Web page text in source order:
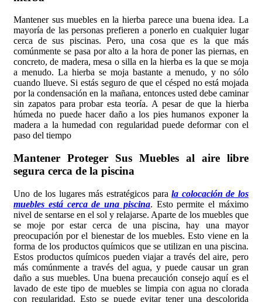
Mantener sus muebles en la hierba parece una buena idea. La
mayoría de las personas prefieren a ponerlo en cualquier lugar
cerca de sus piscinas. Pero, una cosa que es la que más
comúnmente se pasa por alto a la hora de poner las piernas, en
concreto, de madera, mesa o silla en la hierba es la que se moja
a menudo. La hierba se moja bastante a menudo, y no sólo
cuando llueve. Si estás seguro de que el césped no está mojada
por la condensación en la mañana, entonces usted debe caminar
sin zapatos para probar esta teoría. A pesar de que la hierba
húmeda no puede hacer daño a los pies humanos exponer la
madera a la humedad con regularidad puede deformar con el
paso del tiempo
Mantener Proteger Sus Muebles al aire libre
segura cerca de la piscina
Uno de los lugares más estratégicos parala colocación de los
muebles está cerca de una piscina. Esto permite el máximo
nivel de sentarse en el sol y relajarse. Aparte de los muebles que
se moje por estar cerca de una piscina, hay una mayor
preocupación por el bienestar de los muebles. Esto viene en la
forma de los productos químicos que se utilizan en una piscina.
Estos productos químicos pueden viajar a través del aire, pero
más comúnmente a través del agua, y puede causar un gran
daño a sus muebles. Una buena precaución consejo aquí es el
lavado de este tipo de muebles se limpia con agua no clorada
con regularidad. Esto se puede evitar tener una descolorida